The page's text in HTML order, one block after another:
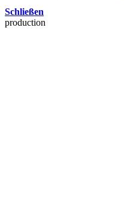
Schließen
production